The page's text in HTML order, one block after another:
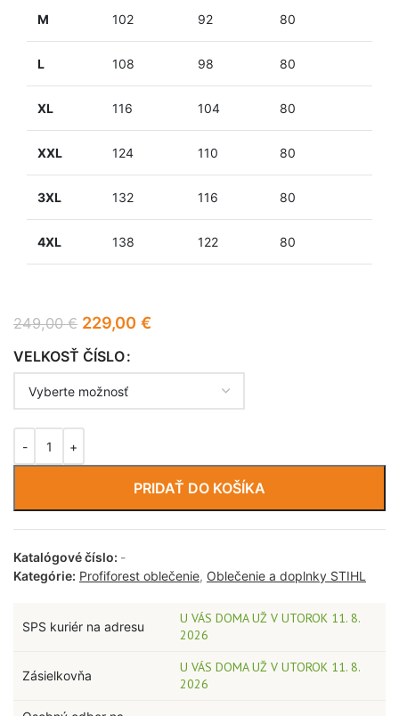
M 102 92 80
L 108 98 80
XL 116 104 80
XXL 124 110 80
3XL 132 116 80
4XL 138 122 80
249,00€ 229,00 €
VELKOSŤ ČÍSLO
PRIDAŤ DO KOŠÍKA
Katalógové číslo: -
Kategórie: Profiforest oblečenie, Oblečenie a doplnky STIHL
SPS kuriér na adresu
U VÁS DOMA UŽ V UTOROK 11. 8.
2026
Zásielkovňa
U VÁS DOMA UŽ V UTOROK 11. 8.
2026